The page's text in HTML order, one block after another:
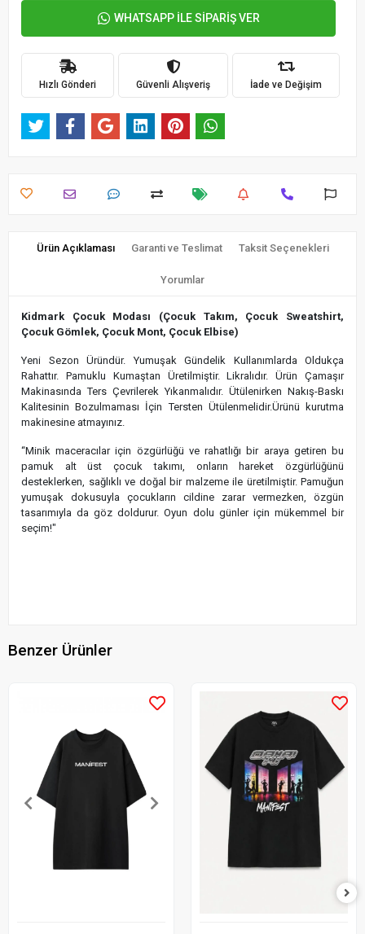
WHATSAPP İLE SİPARİŞ VER
Hızlı Gönderi Güvenli Alışveriş İade ve Değişim
Ürün Açıklaması Garanti ve Teslimat Taksit Seçenekleri
Yorumlar
Kidmark Çocuk Modası (Çocuk Takım, Çocuk Sweatshirt,
Çocuk Gömlek, Çocuk Mont, Çocuk Elbise)
Yeni Sezon Üründür. Yumuşak Gündelik Kullanımlarda Oldukça
Rahattır. Pamuklu Kumaştan Üretilmiştir. Likralıdır. Ürün Çamaşır
Makinasında Ters Çevrilerek Yıkanmalıdır. Ütülenirken Nakış-Baskı
Kalitesinin Bozulmaması İçin Tersten Ütülenmelidir.Ürünü kurutma
makinesine atmayınız.
“Minik maceracılar için özgürlüğü ve rahatlığı bir araya getiren bu
pamuk alt üst çocuk takımı, onların hareket özgürlüğünü
desteklerken, sağlıklı ve doğal bir malzeme ile üretilmiştir. Pamuğun
yumuşak dokusuyla çocukların cildine zarar vermezken, özgün
tasarımıyla da göz doldurur. Oyun dolu günler için mükemmel bir
seçim!"
Benzer Ürünler